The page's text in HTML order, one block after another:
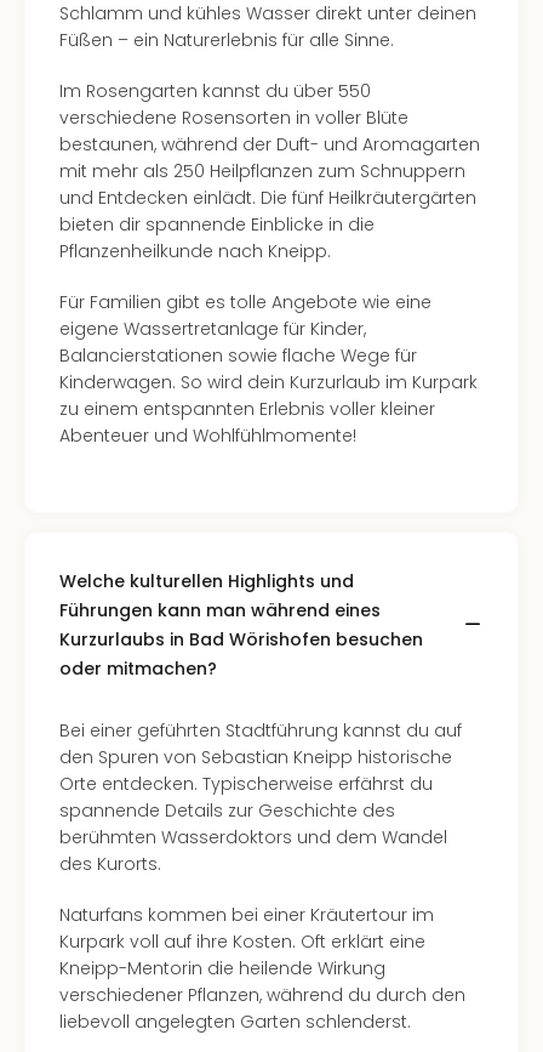
Schlamm und kühles Wasser direkt unter deinen
Füßen – ein Naturerlebnis für alle Sinne.
Im Rosengarten kannst du über 550
verschiedene Rosensorten in voller Blüte
bestaunen, während der Duft- und Aromagarten
mit mehr als 250 Heilpflanzen zum Schnuppern
und Entdecken einlädt. Die fünf Heilkräutergärten
bieten dir spannende Einblicke in die
Pflanzenheilkunde nach Kneipp.
Für Familien gibt es tolle Angebote wie eine
eigene Wassertretanlage für Kinder,
Balancierstationen sowie flache Wege für
Kinderwagen. So wird dein Kurzurlaub im Kurpark
zu einem entspannten Erlebnis voller kleiner
Abenteuer und Wohlfühlmomente!
Welche kulturellen Highlights und
Führungen kann man während eines
Kurzurlaubs in Bad Wörishofen besuchen
oder mitmachen?
Bei einer geführten Stadtführung kannst du auf
den Spuren von Sebastian Kneipp historische
Orte entdecken. Typischerweise erfährst du
spannende Details zur Geschichte des
berühmten Wasserdoktors und dem Wandel
des Kurorts.
Naturfans kommen bei einer Kräutertour im
Kurpark voll auf ihre Kosten. Oft erklärt eine
Kneipp-Mentorin die heilende Wirkung
verschiedener Pflanzen, während du durch den
liebevoll angelegten Garten schlenderst.